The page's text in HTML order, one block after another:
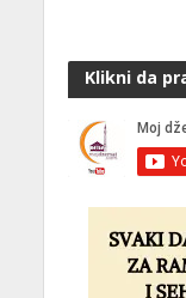
Klikni da